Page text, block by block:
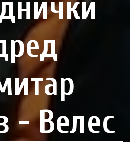
- Велес